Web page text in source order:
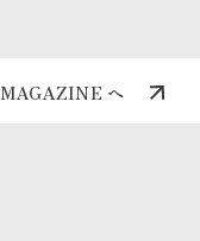
MAGAZINE へ